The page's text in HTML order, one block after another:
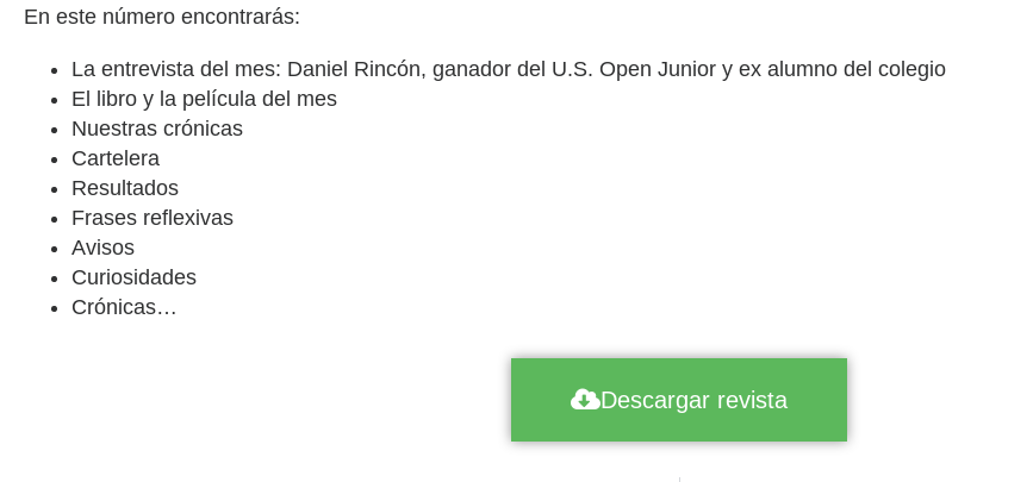
En este número encontrarás:
La entrevista del mes: Daniel Rincón, ganador del U.S. Open Junior y ex alumno del colegio
El libro y la película del mes
Nuestras crónicas
Cartelera
Resultados
Frases reflexivas
Avisos
Curiosidades
Crónicas…
Descargar revista